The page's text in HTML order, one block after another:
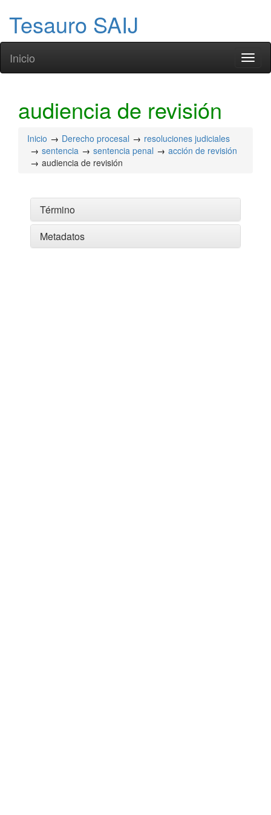
Tesauro SAIJ
Inicio
audiencia de revisión
Inicio Derecho procesal
resoluciones judiciales
sentencia
sentencia penal
acción de revisión
audiencia de revisión
Término
Metadatos